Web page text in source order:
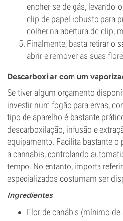
encher-se de gás, levando-
clip de papel robusto para
colher na abertura do clip,
Finalmente, basta retirar o
abrir e remover as suas
Descarboxilar com um
Se tiver algum orçamento
investir num fogão para ervas,
tipo de aparelho é bastante
descarboxilação, infusão e
equipamento. Facilita bastante o
a cannabis, controlando
tempo. No entanto, importa
especializados costumam ser
Ingredientes
Flor de canábis (mínimo de